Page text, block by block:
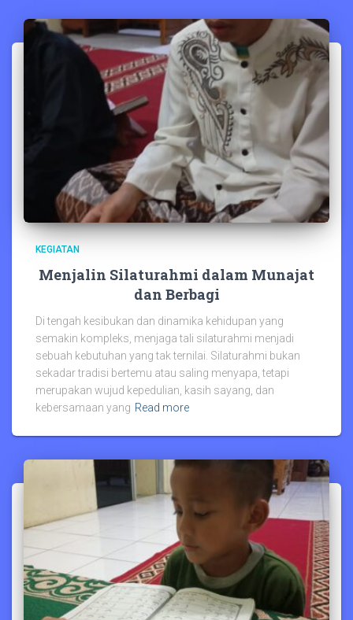
KEGIATAN
Menjalin Silaturahmi dalam Munajat
dan Berbagi
Di tengah kesibukan dan dinamika kehidupan yang
semakin kompleks, menjaga tali silaturahmi menjadi
sebuah kebutuhan yang tak ternilai. Silaturahmi bukan
sekadar tradisi bertemu atau saling menyapa, tetapi
merupakan wujud kepedulian, kasih sayang, dan
kebersamaan yang Read more